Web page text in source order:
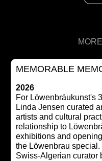
MEMORABLE
2026
For Löwenbräukunst's
Linda Jensen curated
artists and cultural
relationship to
exhibitions and
the Löwenbrau
Swiss-Algerian curator